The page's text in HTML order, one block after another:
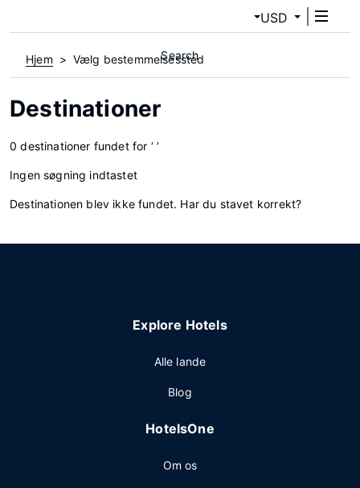
USD
Hjem Vælg bestemmelsessted
Search
Destinationer
0 destinationer fundet for ‘ ’
Ingen søgning indtastet
Destinationen blev ikke fundet. Har du stavet korrekt?
Explore Hotels
Alle lande
Blog
HotelsOne
Om os